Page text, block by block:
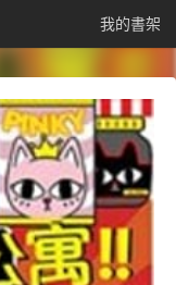
我的書架